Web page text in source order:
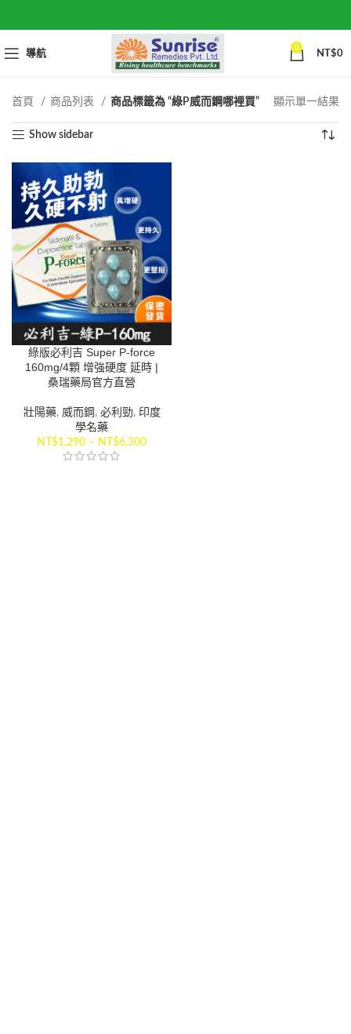
導航
0
NT$0
首頁 商品列表 商品標籤為 “綠P威而鋼哪裡買” 顯示單一結果
Show sidebar
綠版必利吉 Super P-force
160mg/4顆 增強硬度 延時 |
桑瑞藥局官方直營
壯陽藥, 威而鋼 , 必利勁, 印度
學名藥
NT$1,290 – NT$6,300